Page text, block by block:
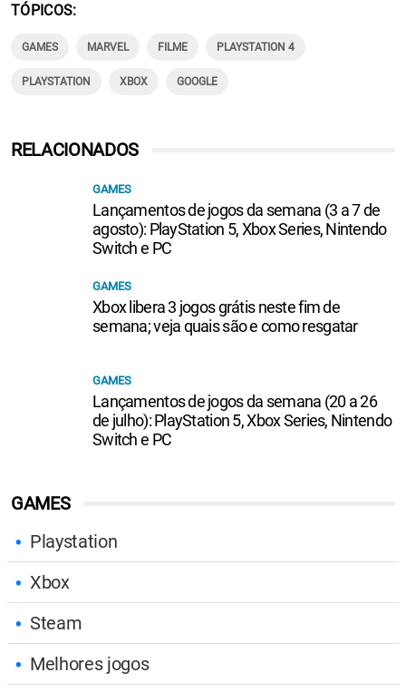
TÓPICOS
GAMES MARVEL FILME PLAYSTATION 4
PLAYSTATION XBOX GOOGLE
GAMES
Playstation
Xbox
Steam
Melhores jogos
RELACIONADOS
GAMES
Lançamentos de jogos da semana (3 a 7 de
agosto): PlayStation 5, Xbox Series, Nintendo
Switch e PC
GAMES
Xbox libera 3 jogos grátis neste fim de
semana; veja quais são e como resgatar
GAMES
Lançamentos de jogos da semana (20 a 26
de julho): PlayStation 5, Xbox Series, Nintendo
Switch e PC